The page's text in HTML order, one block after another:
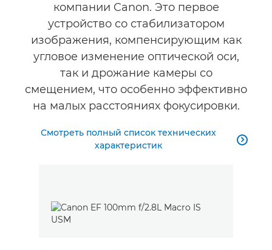
компании Canon. Это первое
устройство со стабилизатором
изображения, компенсирующим как
угловое изменение оптической оси,
так и дрожание камеры со
смещением, что особенно эффективно
на малых расстояниях фокусировки.
Смотреть полный список технических
характеристик
